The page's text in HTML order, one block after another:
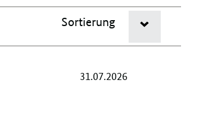
Sortierung
Navigation
öffnen/
31.07.2026